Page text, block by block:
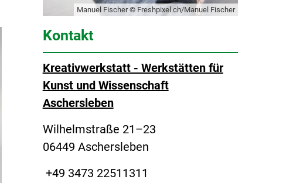
Manuel Fischer © Freshpixel.ch/Manuel Fischer
Kontakt
Kreativwerkstatt - Werkstätten für
Kunst und Wissenschaft
Aschersleben
Wilhelmstraße 21–23
06449 Aschersleben
+49 3473 22511311